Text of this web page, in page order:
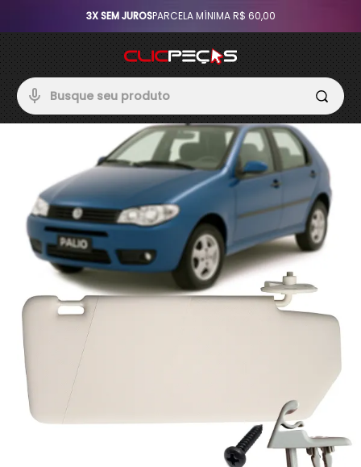
3X SEM JUROSPARCELA MÍNIMA R$ 60,00